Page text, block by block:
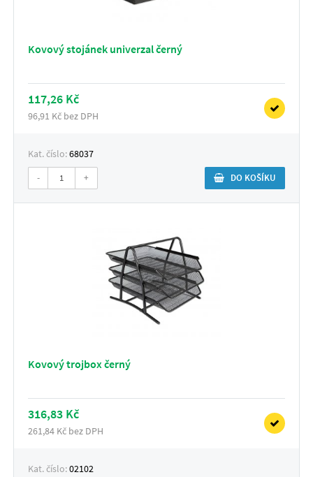
Kovový stojánek univerzal černý
117,26 Kč
96,91 Kč bez DPH
Kat. číslo:68037
- + DO KOŠÍKU
Kovový trojbox černý
316,83 Kč
261,84 Kč bez DPH
Kat. číslo:02102